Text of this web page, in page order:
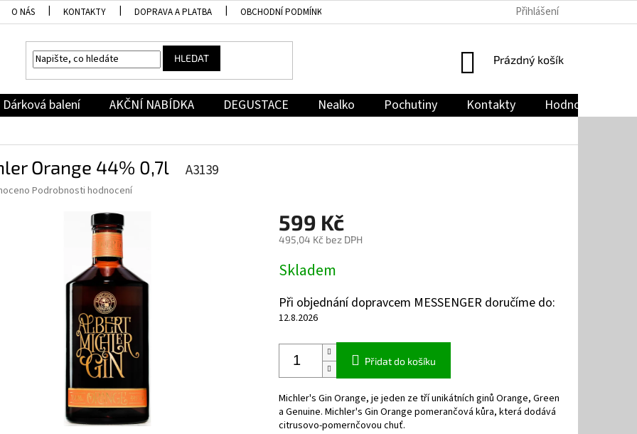
O NÁS KONTAKTY DOPRAVA A PLATBA OBCHODNÍ PODMÍNKY JAK NAKUPOVAT
Přihlášení
HLEDAT
NÁKUPNÍ
Prázdný košík
Dárková balení AKČNÍ NABÍDKA DEGUSTACE Nealko Pochutiny Kontakty Hodnocení
Orange 44% 0,7l A3139
Podrobnosti hodnocení
599 Kč
495,04 Kč bez DPH
cena:
Skladem
Při objednání dopravcem MESSENGER doručíme do:
12.8.2026
Přidat do košíku
Michler's Gin Orange, je jeden ze tří unikátních ginů Orange, Green
a Genuine. Michler's Gin Orange pomerančová kůra, která dodává
citrusovo-pomernčovou chuť.